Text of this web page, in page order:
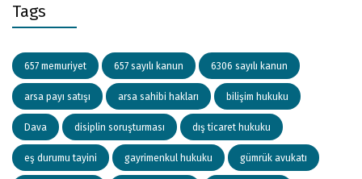
Tags
657 memuriyet 657 sayılı kanun 6306 sayılı kanun
arsa payı satışı arsa sahibi hakları bilişim hukuku
Dava disiplin soruşturması dış ticaret hukuku
eş durumu tayini gayrimenkul hukuku gümrük avukatı